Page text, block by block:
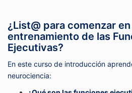
¿List@ para comenzar
entrenamiento de las
Ejecutivas?
En este curso de introducción
neurociencia: